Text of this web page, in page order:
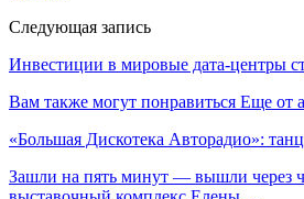
Следующая запись
Инвестиции в мировые дата-центры
Вам также могут понравиться Еще от
«Большая Дискотека Авторадио»:
Зашли на пять минут — вышли через